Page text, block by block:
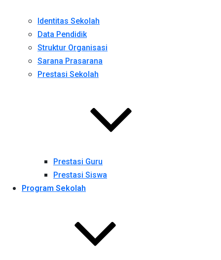
Identitas Sekolah
Data Pendidik
Struktur Organisasi
Sarana Prasarana
Prestasi Sekolah
Prestasi Guru
Prestasi Siswa
Program Sekolah